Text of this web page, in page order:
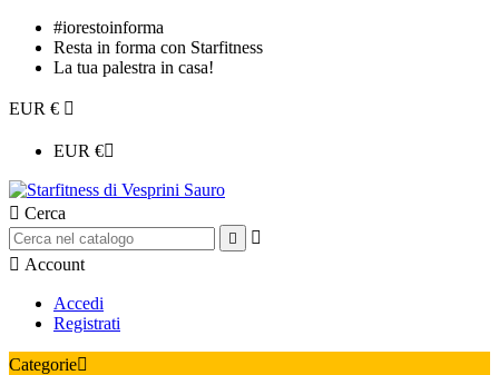
#iorestoinforma
Resta in forma con Starfitness
La tua palestra in casa!
EUR € 
EUR €
 Cerca


 Account
Accedi
Registrati
Categorie